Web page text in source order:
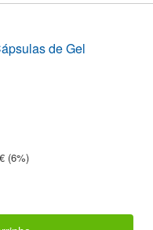
de Gel
(6%)